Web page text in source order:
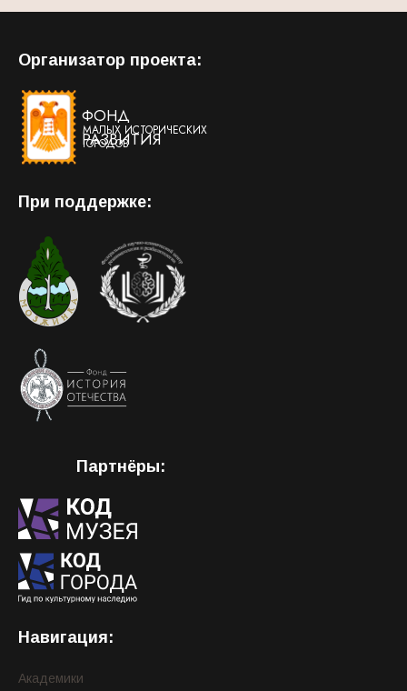
Академики
При поддержке:
Навигация:
Партнёры:
МАЛЫХ ИСТОРИЧЕСКИХ
ГОРОДОВ
ФОНД
РАЗВИТИЯ
Организатор проекта: